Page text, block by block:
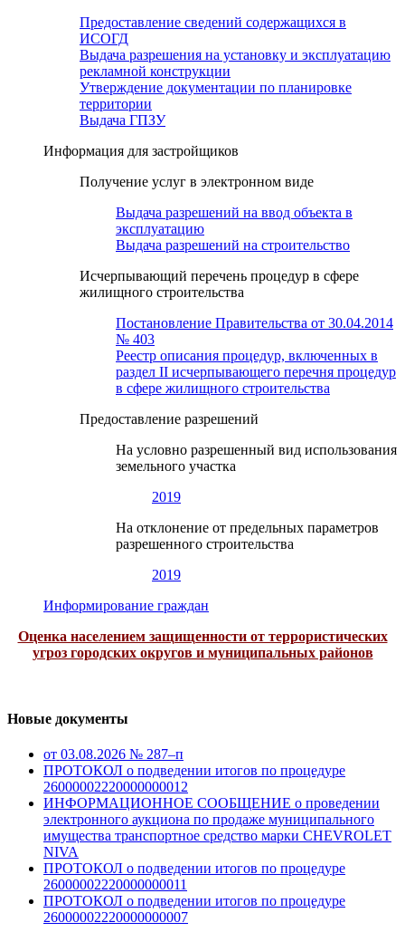
Предоставление сведений содержащихся в
ИСОГД
Выдача разрешения на установку и эксплуатацию
рекламной конструкции
Утверждение документации по планировке
территории
Выдача ГПЗУ
Информация для застройщиков
Получение услуг в электронном виде
Выдача разрешений на ввод объекта в
эксплуатацию
Выдача разрешений на строительство
Исчерпывающий перечень процедур в сфере
жилищного строительства
Постановление Правительства от 30.04.2014
№ 403
Реестр описания процедур, включенных в
раздел II исчерпывающего перечня процедур
в сфере жилищного строительства
Предоставление разрешений
На условно разрешенный вид использования
земельного участка
2019
На отклонение от предельных параметров
разрешенного строительства
2019
Информирование граждан
Оценка населением защищенности от террористических
угроз городских округов и муниципальных районов
Новые документы
от 03.08.2026 № 287–п
ПРОТОКОЛ о подведении итогов по процедуре
26000002220000000012
ИНФОРМАЦИОННОЕ СООБЩЕНИЕ о проведении
электронного аукциона по продаже муниципального
имущества транспортное средство марки CHEVROLET
NIVA
ПРОТОКОЛ о подведении итогов по процедуре
26000002220000000011
ПРОТОКОЛ о подведении итогов по процедуре
26000002220000000007